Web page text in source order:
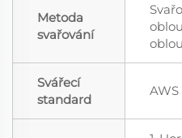
Metoda
svařování
Svářecí
standard
AWS